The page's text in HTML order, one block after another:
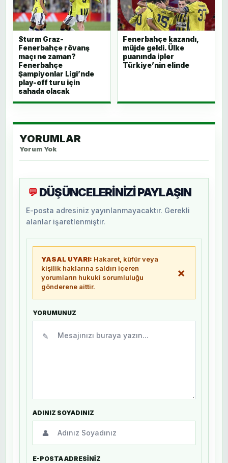
Sturm Graz-
Fenerbahçe rövanş
maçı ne zaman?
Fenerbahçe
Şampiyonlar Ligi’nde
play-off turu için
sahada olacak
Fenerbahçe kazandı,
müjde geldi. Ülke
puanında ipler
Türkiye’nin elinde
YORUMLAR
Yorum Yok
💬 DÜŞÜNCELERİNİZİ PAYLAŞIN
E-posta adresiniz yayınlanmayacaktır. Gerekli
alanlar işaretlenmiştir.
YASAL UYARI: Hakaret, küfür veya
kişilik haklarına saldırı içeren
yorumların hukuki sorumluluğu
gönderene aittir.
×
YORUMUNUZ
✎
ADINIZ SOYADINIZ
👤
E-POSTA ADRESİNİZ